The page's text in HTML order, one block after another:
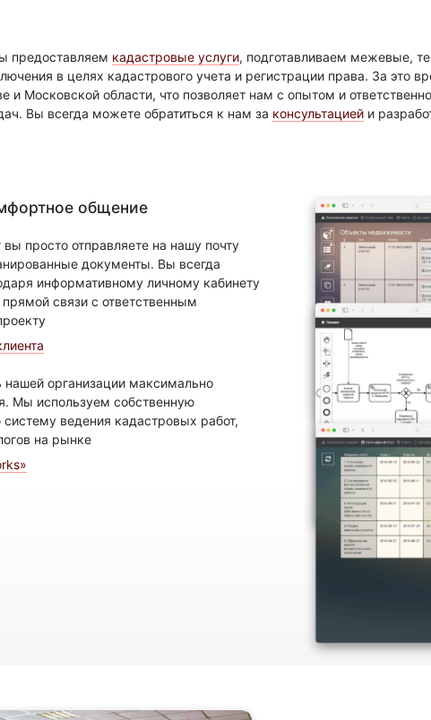
предоставляем кадастровые услуги, подготавливаем межевые,
в целях кадастрового учета и регистрации права. За это
и Московской области, что позволяет нам с опытом и
Вы всегда можете обратиться к нам за консультацией и
общение
просто отправляете на нашу почту
документы. Вы всегда
информативному личному кабинету
связи с ответственным
нашей организации максимально
Мы используем собственную
ведения кадастровых работ,
на рынке